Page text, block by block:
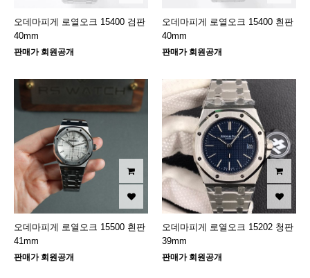
오데마피게 로열오크 15400 검판
40mm
판매가 회원공개
오데마피게 로열오크 15400 흰판
40mm
판매가 회원공개
오데마피게 로열오크 15500 흰판
41mm
판매가 회원공개
오데마피게 로열오크 15202 청판
39mm
판매가 회원공개